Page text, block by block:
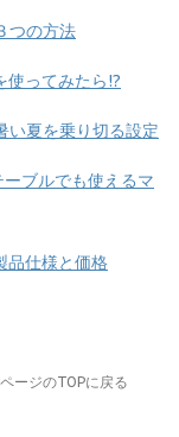
つの方法
ってみたら!?
夏を乗り切る設定
ブルでも使えるマ
品仕様と価格
ージのTOPに戻る